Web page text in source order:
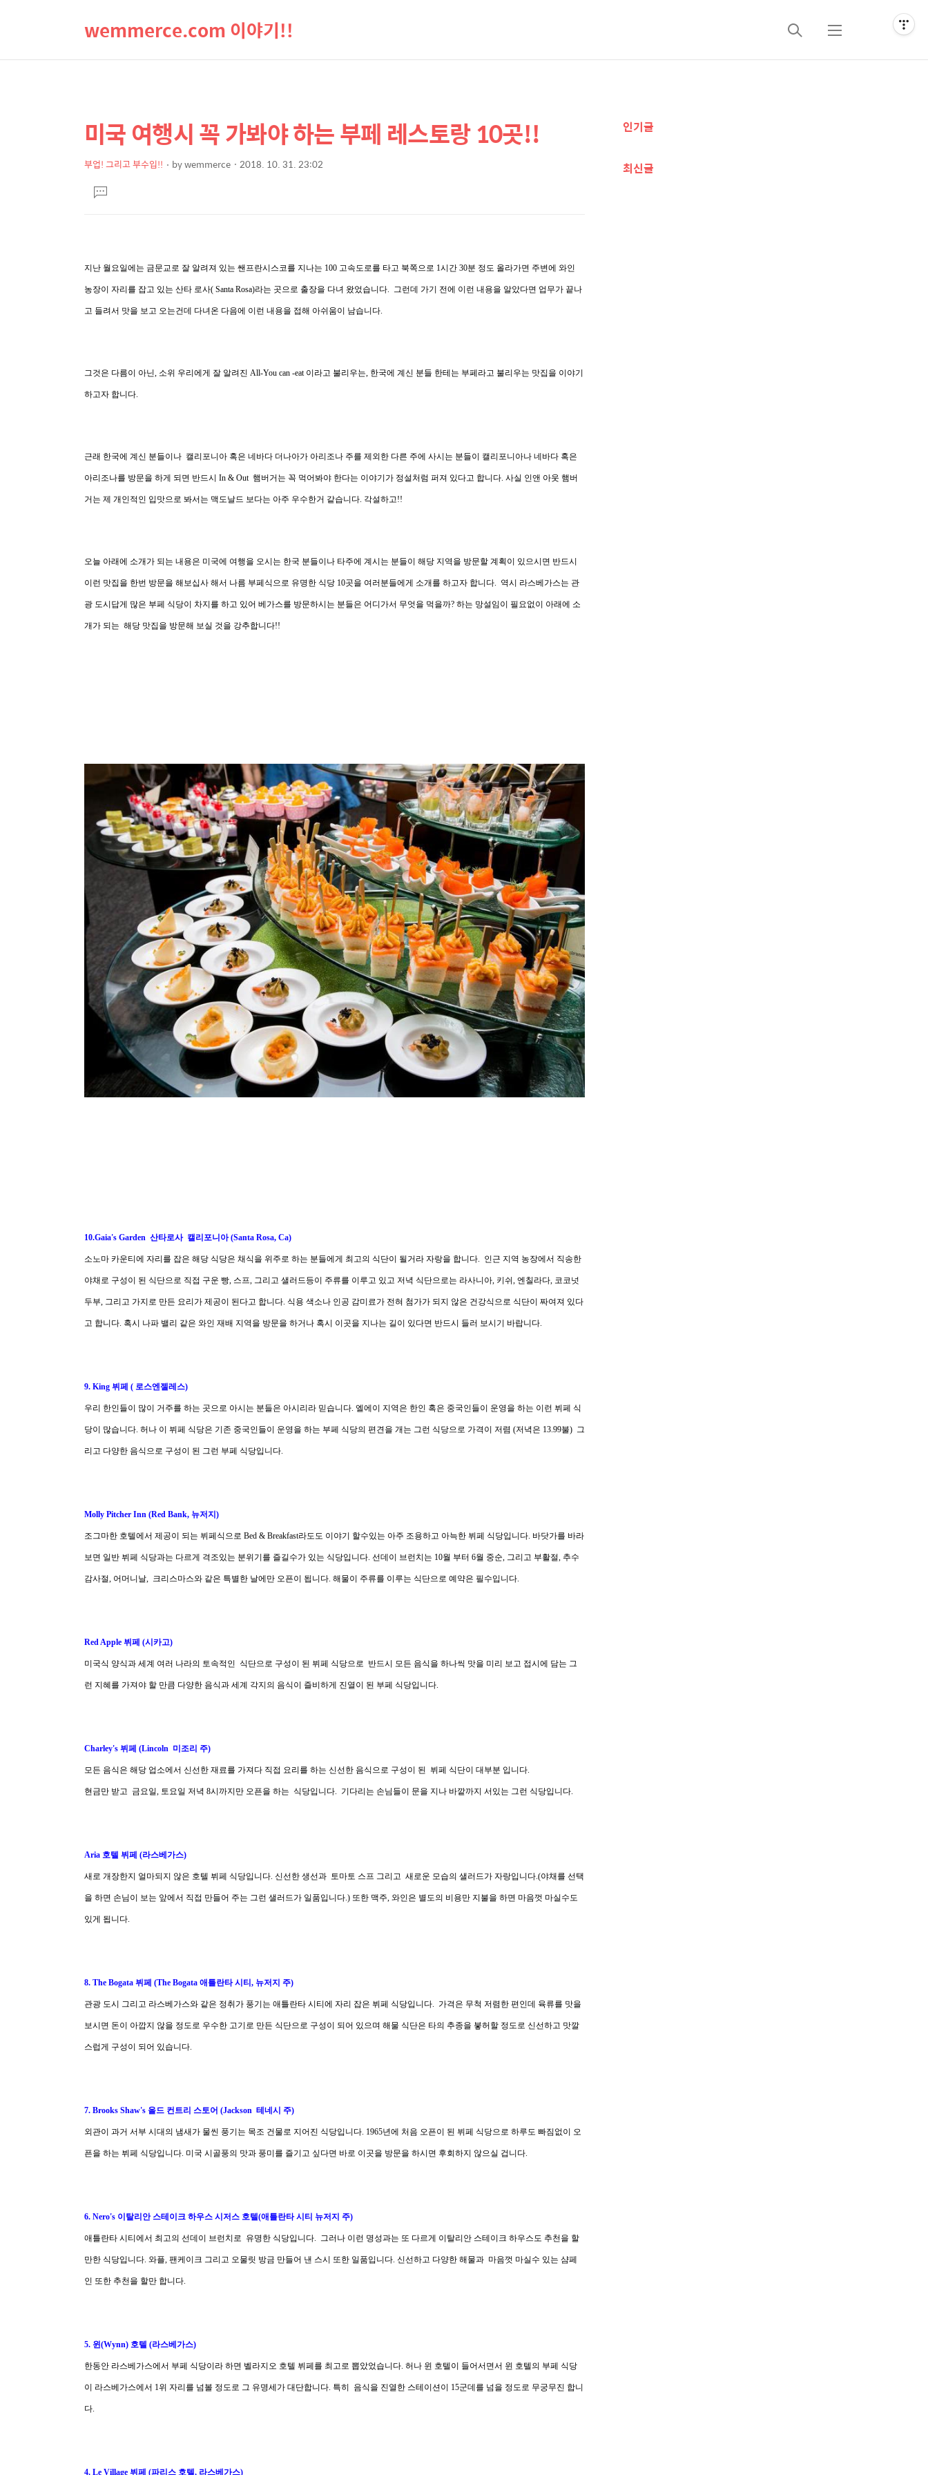
wemmerce.com 이야기!!
검
메
상
컨
텐
본
문
제
미국 여행시 꼭 가봐야 하는 부페 레스토랑 10곳!!
부업! 그리고 부수입!! bywemmerce 2018. 10. 31. 23:02
문댓
글
지난 월요일에는 금문교로 잘 알려져 있는 쌘프란시스코를 지나는 100 고속도로를 타고 북쪽으로 1시간 30분 정도 올라가면 주변에 와인
농장이 자리를 잡고 있는 산타 로사( Santa Rosa)라는 곳으로 출장을 다녀 왔었습니다. 그런데 가기 전에 이런 내용을 알았다면 업무가 끝나
고 들려서 맛을 보고 오는건데 다녀온 다음에 이런 내용을 접해 아쉬움이 남습니다.
그것은 다름이 아닌, 소위 우리에게 잘 알려진 All-You can -eat 이라고 불리우는, 한국에 계신 분들 한테는 부페라고 불리우는 맛집을 이야기
하고자 합니다.
근래 한국에 계신 분들이나 캘리포니아 혹은 네바다 더나아가 아리조나 주를 제외한 다른 주에 사시는 분들이 캘리포니아나 네바다 혹은
아리조나를 방문을 하게 되면 반드시 In & Out 햄버거는 꼭 먹어봐야 한다는 이야기가 정설처럼 퍼져 있다고 합니다. 사실 인앤 아웃 햄버
거는 제 개인적인 입맛으로 봐서는 맥도날드 보다는 아주 우수한거 같습니다. 각설하고!!
오늘 아래에 소개가 되는 내용은 미국에 여행을 오시는 한국 분들이나 타주에 계시는 분들이 해당 지역을 방문할 계획이 있으시면 반드시
이런 맛집을 한번 방문을 해보십사 해서 나름 부페식으로 유명한 식당 10곳을 여러분들에게 소개를 하고자 합니다. 역시 라스베가스는 관
광 도시답게 많은 부페 식당이 차지를 하고 있어 베가스를 방문하시는 분들은 어디가서 무엇을 먹을까? 하는 망설임이 필요없이 아래에 소
개가 되는 해당 맛집을 방문해 보실 것을 강추합니다!!
10.Gaia's Garden 산타로사 캘리포니아 (Santa Rosa, Ca)
소노마 카운티에 자리를 잡은 해당 식당은 채식을 위주로 하는 분들에게 최고의 식단이 될거라 자랑을 합니다. 인근 지역 농장에서 직송한
야채로 구성이 된 식단으로 직접 구운 빵, 스프, 그리고 샐러드등이 주류를 이루고 있고 저녁 식단으로는 라사니아, 키쉬, 엔칠라다, 코코넛
두부, 그리고 가지로 만든 요리가 제공이 된다고 합니다. 식용 색소나 인공 감미료가 전혀 첨가가 되지 않은 건강식으로 식단이 짜여져 있다
고 합니다. 혹시 나파 밸리 같은 와인 재배 지역을 방문을 하거나 혹시 이곳을 지나는 길이 있다면 반드시 들러 보시기 바랍니다.
9. King 뷔페 ( 로스엔젤레스)
우리 한인들이 많이 거주를 하는 곳으로 아시는 분들은 아시리라 믿습니다. 엘에이 지역은 한인 혹은 중국인들이 운영을 하는 이런 뷔페 식
당이 많습니다. 허나 이 뷔페 식당은 기존 중국인들이 운영을 하는 부페 식당의 편견을 개는 그런 식당으로 가격이 저렴 (저녁은 13.99불) 그
리고 다양한 음식으로 구성이 된 그런 부페 식당입니다.
Molly Pitcher Inn (Red Bank, 뉴저지)
조그마한 호텔에서 제공이 되는 뷔페식으로 Bed & Breakfast라도도 이야기 할수있는 아주 조용하고 아늑한 뷔페 식당입니다. 바닷가를 바라
보면 일반 뷔페 식당과는 다르게 격조있는 분위기를 즐길수가 있는 식당입니다. 선데이 브런치는 10월 부터 6월 중순, 그리고 부활절, 추수
감사절, 어머니날, 크리스마스와 같은 특별한 날에만 오픈이 됩니다. 해물이 주류를 이루는 식단으로 예약은 필수입니다.
Red Apple 뷔페 (시카고)
미국식 양식과 세계 여러 나라의 토속적인 식단으로 구성이 된 뷔페 식당으로 반드시 모든 음식을 하나씩 맛을 미리 보고 접시에 담는 그
런 지혜를 가져야 할 만큼 다양한 음식과 세계 각지의 음식이 즐비하게 진열이 된 부페 식당입니다.
Charley's 뷔페 (Lincoln 미조리 주)
모든 음식은 해당 업소에서 신선한 재료를 가져다 직접 요리를 하는 신선한 음식으로 구성이 된 뷔페 식단이 대부분 입니다.
현금만 받고 금요일, 토요일 저녁 8시까지만 오픈을 하는 식당입니다. 기다리는 손님들이 문을 지나 바깥까지 서있는 그런 식당입니다.
Aria 호텔 뷔페 (라스베가스)
새로 개장한지 얼마되지 않은 호텔 뷔페 식당입니다. 신선한 생선과 토마토 스프 그리고 새로운 모습의 샐러드가 자랑입니다.(야채를 선택
을 하면 손님이 보는 앞에서 직접 만들어 주는 그런 샐러드가 일품입니다.) 또한 맥주, 와인은 별도의 비용만 지불을 하면 마음껏 마실수도
있게 됩니다.
8. The Bogata 뷔페 (The Bogata 애틀란타 시티, 뉴저지 주)
관광 도시 그리고 라스베가스와 같은 정취가 풍기는 애틀란타 시티에 자리 잡은 뷔페 식당입니다. 가격은 무척 저렴한 편인데 육류를 맛을
보시면 돈이 아깝지 않을 정도로 우수한 고기로 만든 식단으로 구성이 되어 있으며 해물 식단은 타의 추종을 붛허할 정도로 신선하고 맛깔
스럽게 구성이 되어 있습니다.
7. Brooks Shaw's 올드 컨트리 스토어 (Jackson 테네시 주)
외관이 과거 서부 시대의 냄새가 물씬 풍기는 목조 건물로 지어진 식당입니다. 1965년에 처음 오픈이 된 뷔페 식당으로 하루도 빠짐없이 오
픈을 하는 뷔페 식당입니다. 미국 시골풍의 맛과 풍미를 즐기고 싶다면 바로 이곳을 방문을 하시면 후회하지 않으실 겁니다.
6. Nero's 이탈리안 스테이크 하우스 시저스 호텔(애틀란타 시티 뉴저지 주)
애틀란타 시티에서 최고의 선데이 브런치로 유명한 식당입니다. 그러나 이런 명성과는 또 다르게 이탈리안 스테이크 하우스도 추천을 할
만한 식당입니다. 와플, 팬케이크 그리고 오물릿 방금 만들어 낸 스시 또한 일품입니다. 신선하고 다양한 해물과 마음껏 마실수 있는 샴페
인 또한 추천을 할만 합니다.
5. 윈(Wynn) 호텔 (라스베가스)
한동안 라스베가스에서 부페 식당이라 하면 벨라지오 호텔 뷔페를 최고로 뽑았었습니다. 허나 윈 호텔이 들어서면서 윈 호텔의 부페 식당
이 라스베가스에서 1위 자리를 넘볼 정도로 그 유명세가 대단합니다. 특히 음식을 진열한 스테이션이 15군데를 넘을 정도로 무궁무진 합니
다.
4. Le Village 뷔페 (파리스 호텔, 라스베가스)
추
정
인기글
최신글